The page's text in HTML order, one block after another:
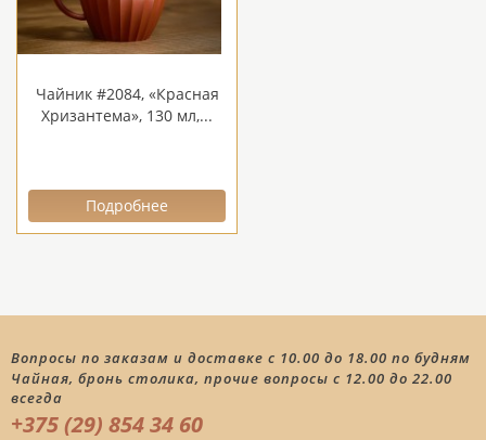
Чайник #2084, «Красная
Хризантема», 130 мл,...
Подробнее
Вопросы по заказам и доставке с 10.00 до 18.00 по будням
Чайная, бронь столика, прочие вопросы с 12.00 до 22.00
всегда
+375 (29) 854 34 60